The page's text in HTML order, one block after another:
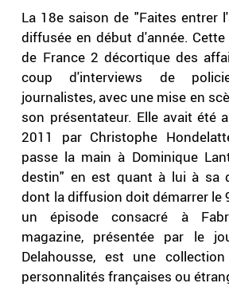
La 18e saison de "Faites entrer
diffusée en début d'année.
de France 2 décortique des
coup d'interviews de
journalistes, avec une mise en
son présentateur. Elle avait été
2011 par Christophe
passe la main à Dominique
destin" en est quant à lui à sa
dont la diffusion doit démarrer le
un épisode consacré à
magazine, présentée par le
Delahousse, est une
personnalités françaises ou